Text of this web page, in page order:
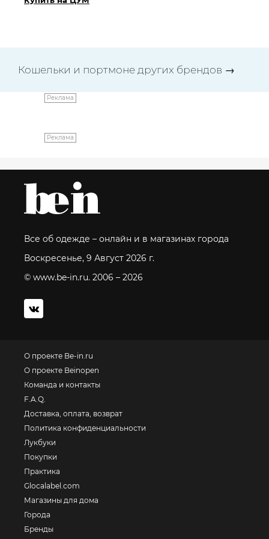
Кошельки и портмоне других брендов →
Реклама
Реклама
Все об одежде – онлайн и в магазинах города
Воскресенье, 9 Август 2026 г.
© www.be-in.ru. 2006 – 2026
О проекте Be-in.ru
О проекте Beinopen
Команда и контакты
F.A.Q.
Доставка, оплата, возврат
Политика конфиденциальности
Лукбуки
Покупки
Практика
Glocalabel.com
Магазины для дома
Города
Бренды